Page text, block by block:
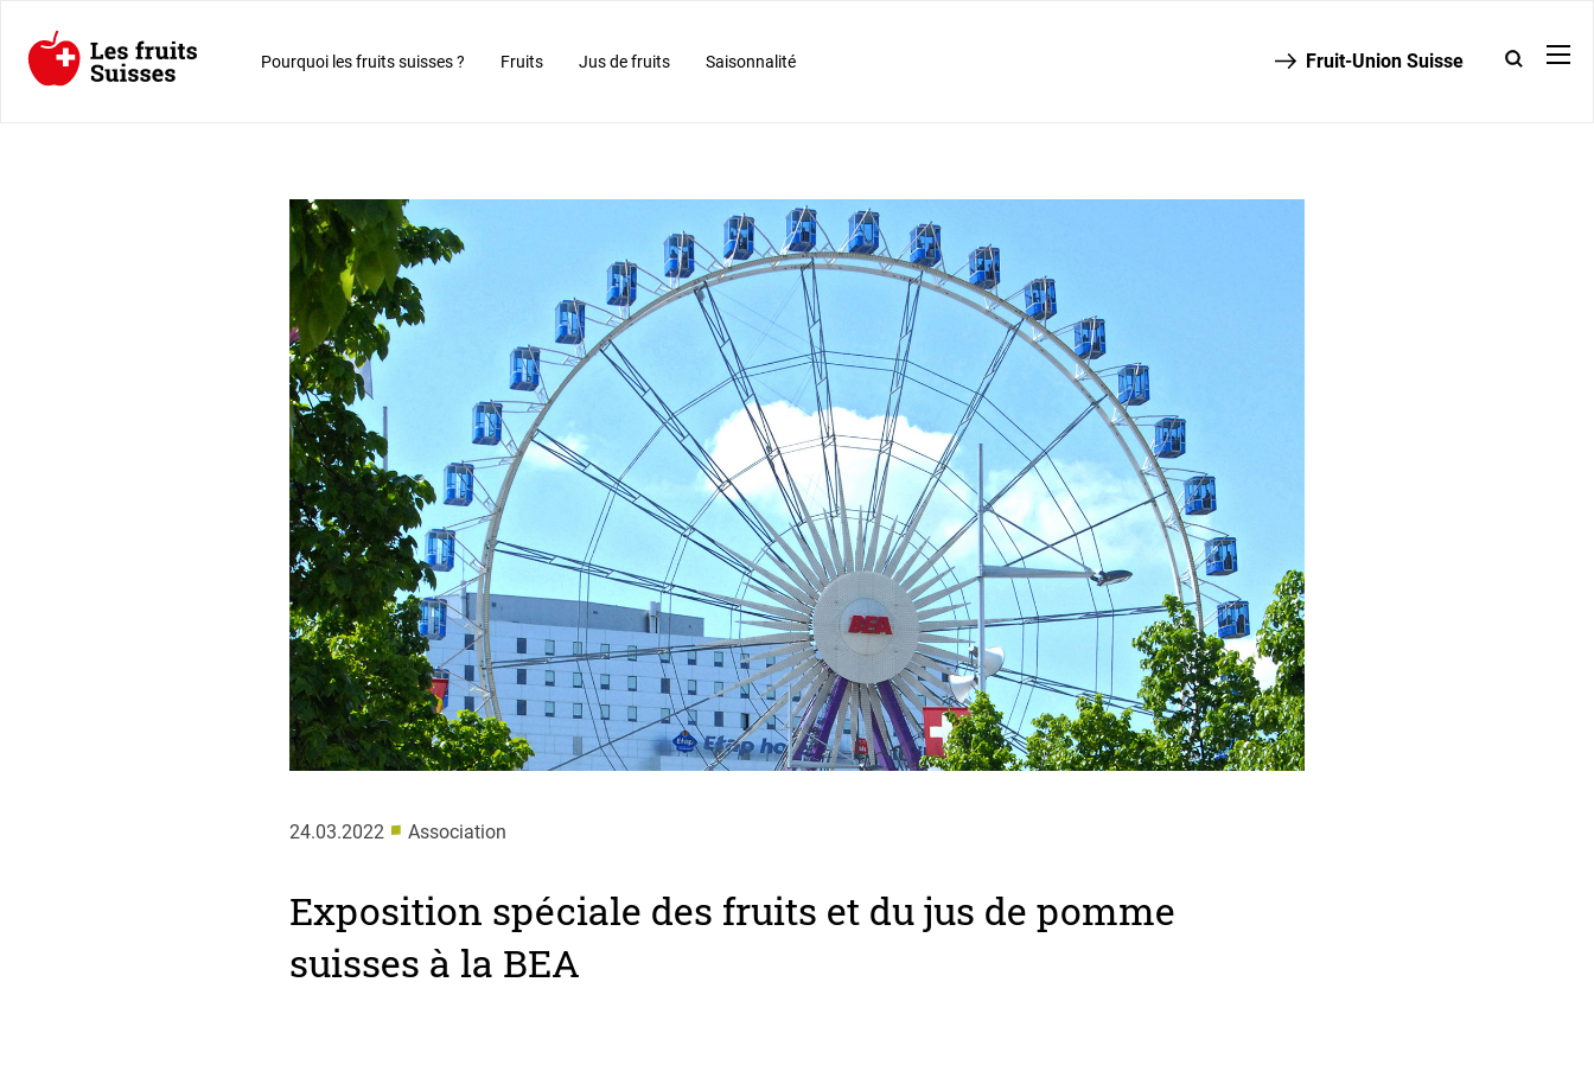
Pourquoi les fruits suisses ? Fruits Jus de fruits Saisonnalité Fruit-Union Suisse
24.03.2022 ■ Association
Exposition spéciale des fruits et du jus de pomme
suisses à la BEA